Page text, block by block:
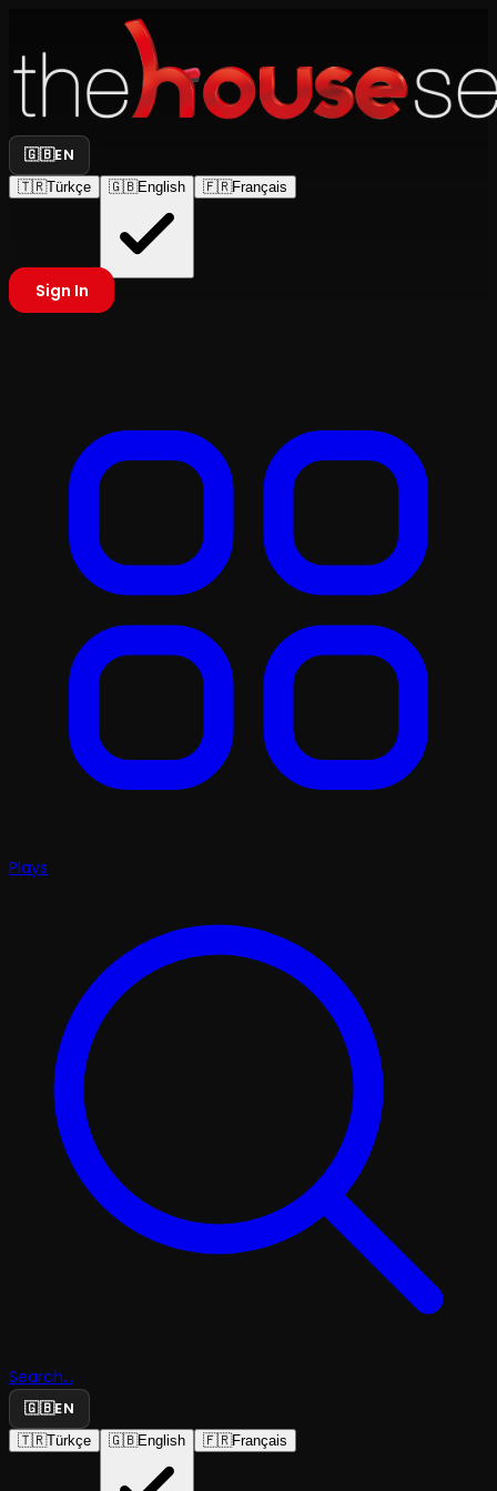
🇬🇧EN
🇹🇷Türkçe 🇬🇧English 🇫🇷Français
Sign In
Plays
Search...
🇬🇧EN
🇹🇷Türkçe 🇬🇧English 🇫🇷Français